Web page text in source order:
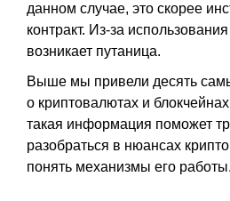
данном случае, это скорее
контракт. Из-за
возникает путаница.
Выше мы привели десять
о криптовалютах и
такая информация поможет
разобраться в нюансах
понять механизмы его работы.